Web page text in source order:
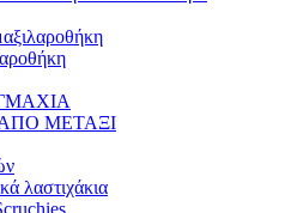
ΜΕΤΑΞΙ
λαστιχάκια